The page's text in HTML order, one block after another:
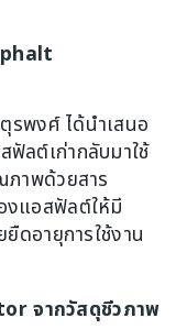
รพงศ์ ได้นำเสนอ
ฟัลต์เก่ากลับมาใช้
ภาพด้วยสาร
แอสฟัลต์ให้มี
ดอายุการใช้งาน
จากวัสดุชีวภาพ